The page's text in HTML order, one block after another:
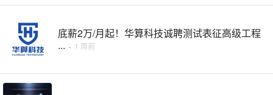
底薪2万/月起！华算科技诚聘测试表征高级工程
... · 1 周前